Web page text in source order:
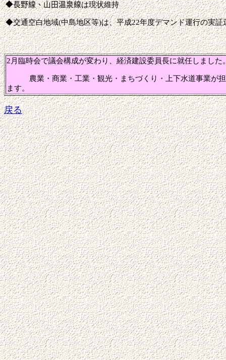
◆長野線、山田温泉線は現状維持
◆交通空白地域(中島地区等)は、平成22年度デマンド運行の実証
2 月臨時会で議会構成が変わり、経済建設委員長に就任しました
農業・商業・工業・観光・まちづくり・上下水道事業が担
ます。
戻る